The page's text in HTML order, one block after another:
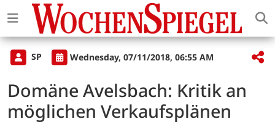
SP Wednesday, 07/11/2018, 06:55 AM
Domäne Avelsbach: Kritik an
möglichen Verkaufsplänen